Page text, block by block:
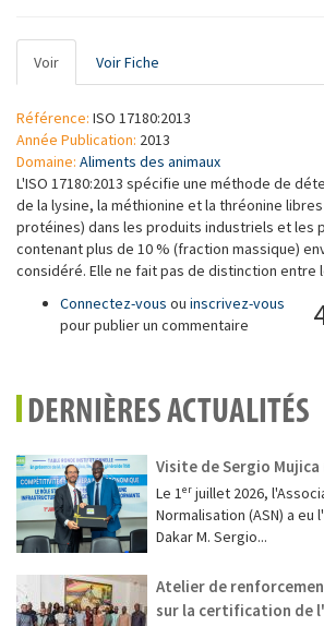
Onglets
principaux
Voir (onglet
actif)
Voir Fiche
Référence: ISO 17180:2013
Année Publication: 2013
Domaine: Aliments des animaux
L'ISO 17180:2013 spécifie une méthode de
de la lysine, la méthionine et la thréonine
protéines) dans les produits industriels et les
contenant plus de 10 % (fraction massique)
considéré. Elle ne fait pas de distinction entre
Connectez-vous ou inscrivez-vous
pour publier un commentaire
DERNIÈRES ACTUALITÉS
Visite de Sergio Mujica
Le 1ᵉʳ juillet 2026,
Normalisation (ASN) a eu
Dakar M. Sergio...
Atelier de
sur la certification de